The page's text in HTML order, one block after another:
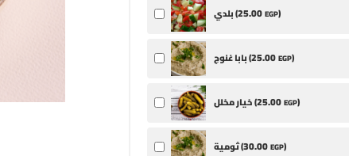
بلدي (25.00EGP)
بابا غنوج (25.00EGP)
خيار مخلل (25.00EGP)
ثومية (30.00EGP)